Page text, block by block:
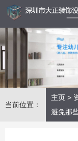
当前位置：
主页 >
避免那